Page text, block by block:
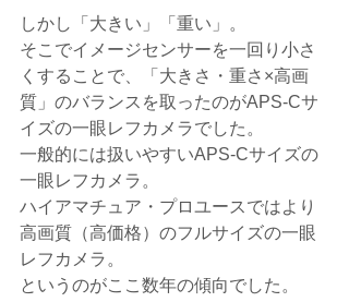
しかし「大きい」「重い」。
そこでイメージセンサーを一回り小さ
くすることで、「大きさ・重さ×高画
質」のバランスを取ったのがAPS-Cサ
イズの一眼レフカメラでした。
一般的には扱いやすいAPS-Cサイズの
一眼レフカメラ。
ハイアマチュア・プロユースではより
高画質（高価格）のフルサイズの一眼
レフカメラ。
というのがここ数年の傾向でした。